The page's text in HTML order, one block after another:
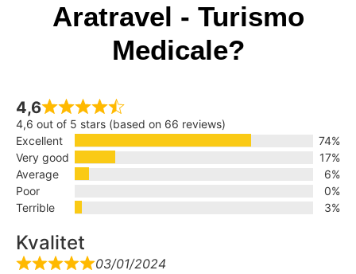
Aratravel - Turismo
Medicale?
4,6
4,6 out of 5 stars (based on 66 reviews)
Excellent
74%
Very good
17%
Average
6%
Poor
0%
Terrible
3%
Kvalitet
03/01/2024